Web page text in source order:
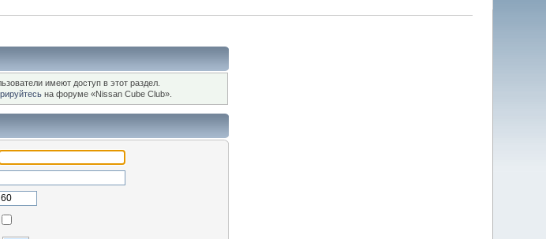
имеют доступ в этот раздел.
на форуме «Nissan Cube Club».